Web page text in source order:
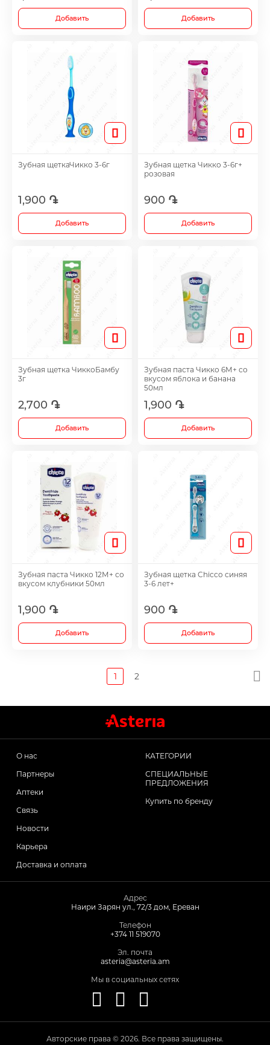
Antidepressants
Добавить Добавить
Зубная щеткаЧикко 3-6г
1,900 ֏
Добавить
Зубная щетка Чикко 3-6г+
розовая
900 ֏
Добавить
Зубная щетка ЧиккоБамбу
3г
2,700 ֏
Добавить
Зубная паста Чикко 6М+ со
вкусом яблока и банана
50мл
1,900 ֏
Добавить
Зубная паста Чикко 12М+ со
вкусом клубники 50мл
1,900 ֏
Добавить
Зубная щетка Chicco синяя
3-6 лет+
900 ֏
Добавить
1 2
КАТЕГОРИИ
СПЕЦИАЛЬНЫЕ
ПРЕДЛОЖЕНИЯ
Купить по бренду
О нас
Партнеры
Аптеки
Связь
Новости
Карьера
Доставка и оплата
Адрес
Наири Зарян ул., 72/3 дом, Ереван
Телефон
+374 11 519070
Эл. почта
asteria@asteria.am
Мы в социальных сетях
Авторские права © 2026. Все права защищены.